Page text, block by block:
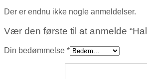
Der er endnu ikke nogle anmeldelser.
Vær den første til at anmelde
Din bedømmelse *